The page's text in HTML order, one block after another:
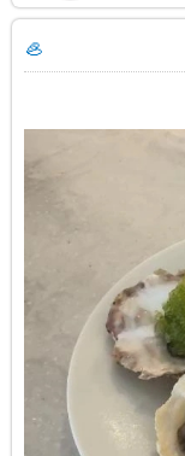
🦪